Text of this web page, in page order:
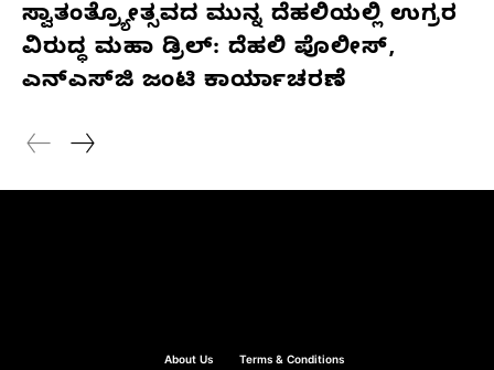
ಸ್ವಾತಂತ್ರ್ಯೋತ್ಸವದ ಮುನ್ನ ದೆಹಲಿಯಲ್ಲಿ ಉಗ್ರರ
ವಿರುದ್ಧ ಮಹಾ ಡ್ರಿಲ್: ದೆಹಲಿ ಪೊಲೀಸ್,
ಎನ್‌ಎಸ್‌ಜಿ ಜಂಟಿ ಕಾರ್ಯಾಚರಣೆ
About Us Terms & Conditions